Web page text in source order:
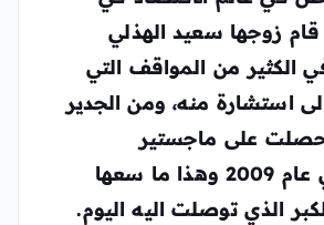
زوجها سعيد الهذلي
الكثير من المواقف التي
استشارة منه، ومن الجدير
حصلت على ماجستير
اقتدصادر في عام 2009 وهذا ما سعها
الذي توصلت اليه اليوم.